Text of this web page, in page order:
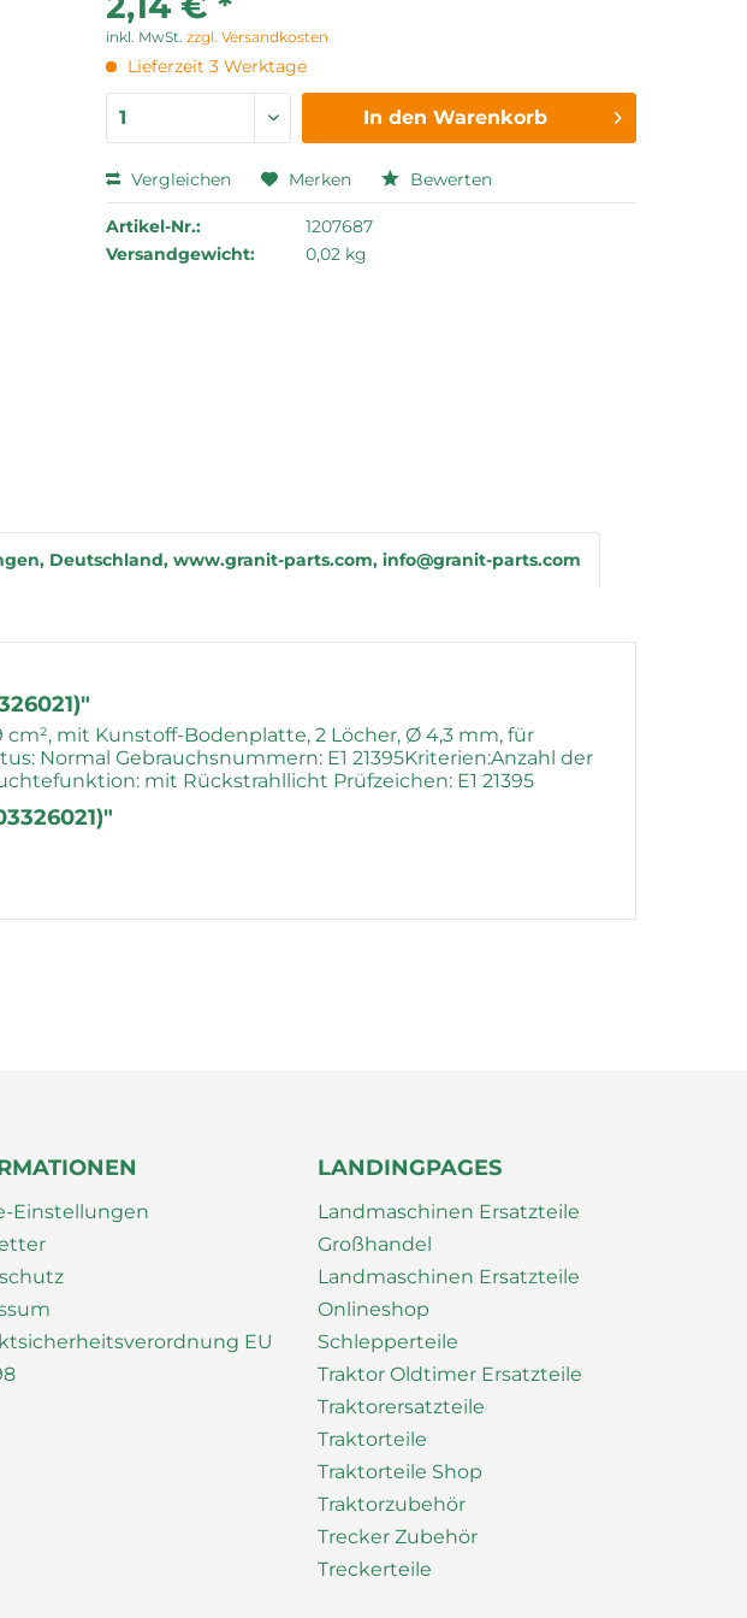
inkl. MwSt.zzgl. Versandkosten
Lieferzeit 3 Werktage
In den Warenkorb
Vergleichen Merken Bewerten
Artikel-Nr.:
1207687
Versandgewicht:
0,02 kg
Deutschland, www.granit-parts.com, info@granit-parts.com
mit Kunstoff-Bodenplatte, 2 Löcher, Ø 4,3 mm, für
Normal Gebrauchsnummern: E1 21395Kriterien:Anzahl der
mit Rückstrahllicht Prüfzeichen: E1 21395
Einstellungen
EU
LANDINGPAGES
Landmaschinen Ersatzteile
Großhandel
Landmaschinen Ersatzteile
Onlineshop
Schlepperteile
Traktor Oldtimer Ersatzteile
Traktorersatzteile
Traktorteile
Traktorteile Shop
Traktorzubehör
Trecker Zubehör
Treckerteile